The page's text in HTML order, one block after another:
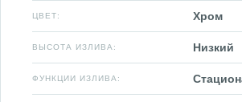
ЦВЕТ: Хром
ВЫСОТА ИЗЛИВА: Низкий
ФУНКЦИИ ИЗЛИВА: